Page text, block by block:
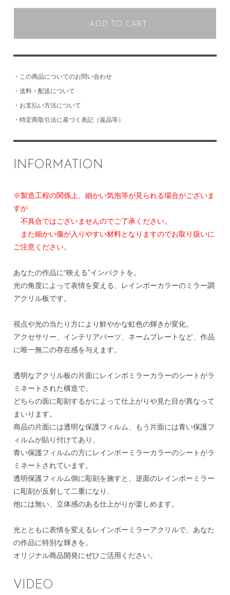
ADD TO CART
・ この商品についてのお問い合わせ
・ 送料・配送について
・ お支払い方法について
・ 特定商取引法に基づく表記（返品等）
INFORMATION
※製造工程の関係上、細かい気泡等が見られる場合がございま
すが
不具合ではございませんのでご了承ください。
また細かい傷が入りやすい材料となりますのでお取り扱いに
ご注意ください。
あなたの作品に“映える”インパクトを。
光の角度によって表情を変える、レインボーカラーのミラー調
アクリル板です。
視点や光の当たり方により鮮やかな虹色の輝きが変化。
アクセサリー、インテリアパーツ、ネームプレートなど、作品
に唯一無二の存在感を与えます。
透明なアクリル板の片面にレインボミラーカラーのシートがラ
ミネートされた構造で、
どちらの面に彫刻するかによって仕上がりや見た目が異なって
まいります。
商品の片面には透明な保護フィルム、もう片面には青い保護フ
ィルムが貼り付けてあり、
青い保護フィルムの方にレインボーミラーカラーのシートがラ
ミネートされています。
透明保護フィルム側に彫刻を施すと、逆面のレインボーミラー
に彫刻が反射して二重になり、
他には無い、立体感のある仕上がりが楽しめます。
光とともに表情を変えるレインボーミラーアクリルで、あなた
の作品に特別な輝きを。
オリジナル商品開発にぜひご活用ください。
VIDEO